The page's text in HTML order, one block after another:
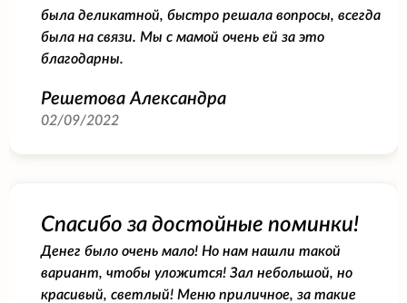
была деликатной, быстро решала вопросы, всегда
была на связи. Мы с мамой очень ей за это
благодарны.
Решетова Александра
02/09/2022
Спасибо за достойные поминки!
Денег было очень мало! Но нам нашли такой
вариант, чтобы уложится! Зал небольшой, но
красивый, светлый! Меню приличное, за такие